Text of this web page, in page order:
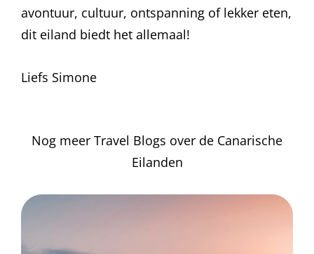
avontuur, cultuur, ontspanning of lekker eten,
dit eiland biedt het allemaal!
Liefs Simone
Nog meer Travel Blogs over de Canarische
Eilanden